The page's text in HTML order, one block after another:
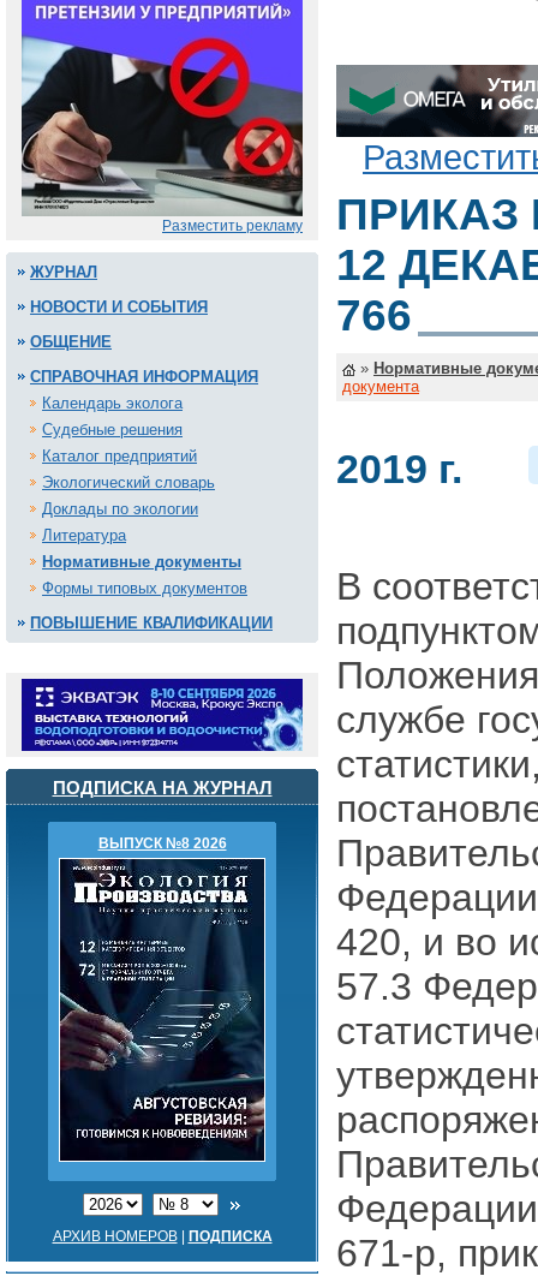
Разместить рекламу
ЖУРНАЛ
НОВОСТИ И СОБЫТИЯ
ОБЩЕНИЕ
СПРАВОЧНАЯ ИНФОРМАЦИЯ
Календарь эколога
Судебные решения
Каталог предприятий
Экологический словарь
Доклады по экологии
Литература
Нормативные документы
Формы типовых документов
ПОВЫШЕНИЕ КВАЛИФИКАЦИИ
ПОДПИСКА НА ЖУРНАЛ
ВЫПУСК №8 2026
АРХИВ НОМЕРОВ| ПОДПИСКА
ПРИКАЗ
12
766
» Нормативные
документа
2019 г.
В
службе
420, и во
57.3
671-р,